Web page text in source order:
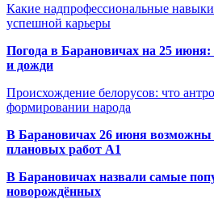
Какие надпрофессиональные навыки
успешной карьеры
Погода в Барановичах на 25 июня:
и дожди
Происхождение белорусов: что
формировании народа
В Барановичах 26 июня возможны
плановых работ A1
В Барановичах назвали самые
новорождённых